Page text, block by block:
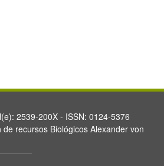
2539-200X - ISSN: 0124-5376
recursos Biológicos Alexander von